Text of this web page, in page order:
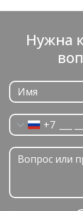
Нужна
+7